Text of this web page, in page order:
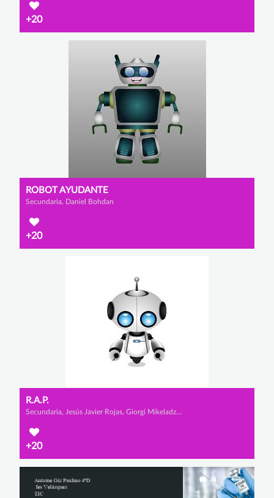
+20
ROBOT AYUDANTE
Secundaria, Daniel Bohdan
+20
R.A.P.
Secundaria, Jesús Javier Rojas, Giorgi Mikeladze y Alejandro Rivas
+20